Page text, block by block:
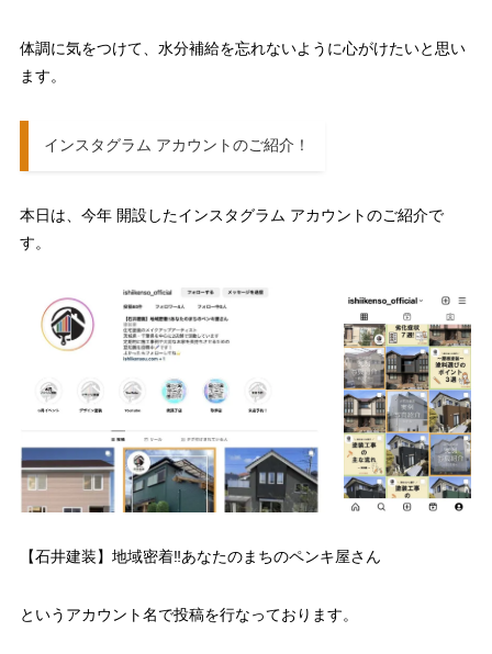
体調に気をつけて、水分補給を忘れないように心がけたいと思い
ます。
インスタグラム アカウントのご紹介！
本日は、今年 開設したインスタグラム アカウントのご紹介で
す。
【石井建装】地域密着‼︎あなたのまちのペンキ屋さん
というアカウント名で投稿を行なっております。